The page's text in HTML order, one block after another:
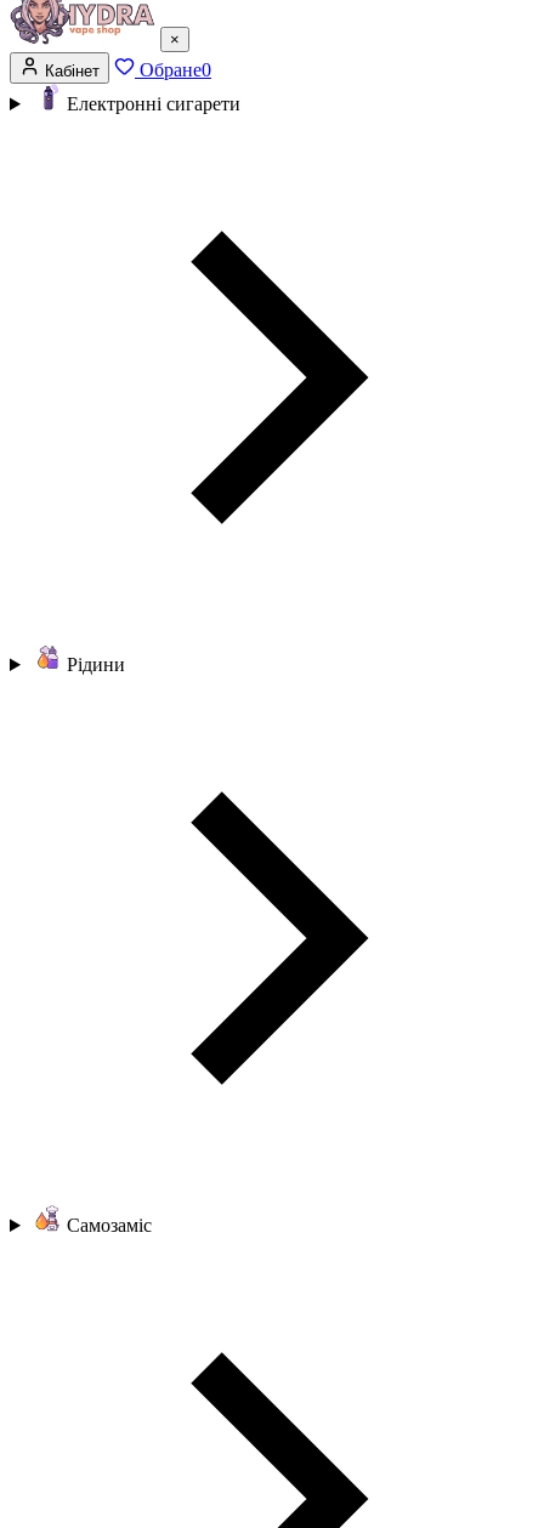
×
Кабінет
Обране0
Електронні сигарети
Рідини
Самозаміс